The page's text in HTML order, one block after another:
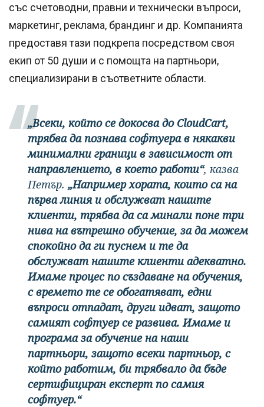
със счетоводни, правни и технически въпроси,
маркетинг, реклама, брандинг и др. Компанията
предоставя тази подкрепа посредством своя
екип от 50 души и с помощта на партньори,
специализирани в съответните области.
„Всеки, който се докосва до CloudCart,
трябва да познава софтуера в някакви
минимални граници в зависимост от
направлението, в което работи“, казва
Петър. „Например хората, които са на
първа линия и обслужват нашите
клиенти, трябва да са минали поне три
нива на вътрешно обучение, за да можем
спокойно да ги пуснем и те да
обслужват нашите клиенти адекватно.
Имаме процес по създаване на обучения,
с времето те се обогатяват, едни
въпроси отпадат, други идват, защото
самият софтуер се развива. Имаме и
програма за обучение на наши
партньори, защото всеки партньор, с
който работим, би трябвало да бъде
сертифициран експерт по самия
софтуер.“